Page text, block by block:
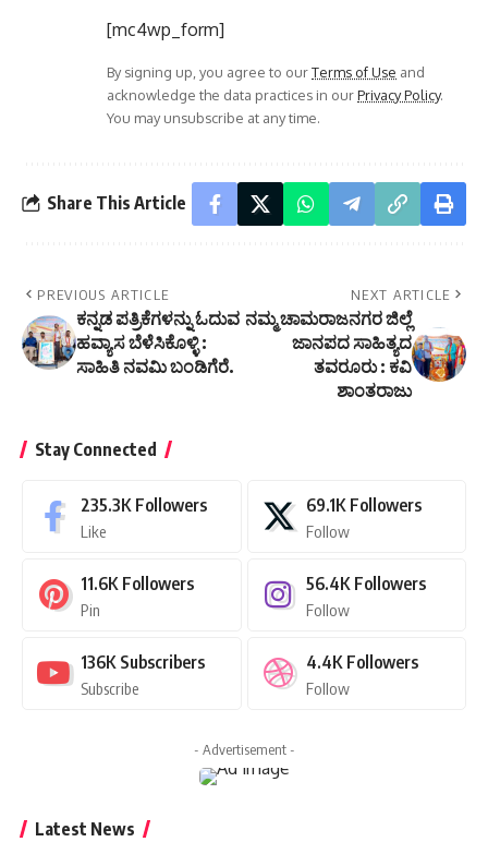
[mc4wp_form]
By signing up, you agree to ourTerms of Use and
acknowledge the data practices in ourPrivacy Policy.
You may unsubscribe at any time.
Share This Article
PREVIOUS ARTICLE
ಕನ್ನಡ ಪತ್ರಿಕೆಗಳನ್ನು ಓದುವ
ಹವ್ಯಾಸ ಬೆಳೆಸಿಕೊಳ್ಳಿ :
ಸಾಹಿತಿ ನವಮಿ ಬಂಡಿಗೆರೆ.
NEXT ARTICLE
ನಮ್ಮ ಚಾಮರಾಜನಗರ ಜಿಲ್ಲೆ
ಜಾನಪದ ಸಾಹಿತ್ಯದ
ತವರೂರು : ಕವಿ
ಶಾಂತರಾಜು
Stay Connected
235.3K Followers
Like
69.1K Followers
Follow
11.6K Followers
Pin
56.4K Followers
Follow
136K Subscribers
Subscribe
4.4K Followers
Follow
- Advertisement -
Latest News